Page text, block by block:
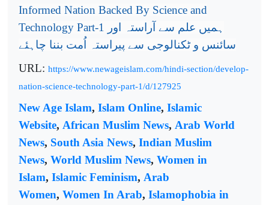
Informed Nation Backed By Science and
Technology Part-1
ہمیں علم سے آراستہ اور
سائنس و ٹکنالوجی سے پیراستہ اُمت بننا چاہئے
URL: https://www.newageislam.com/hindi-section/develop-
nation-science-technology-part-1/d/127925
New Age Islam, Islam Online, Islamic
Website, African Muslim News, Arab World
News, South Asia News, Indian Muslim
News, World Muslim News, Women in
Islam, Islamic Feminism, Arab
Women, Women In Arab, Islamophobia in